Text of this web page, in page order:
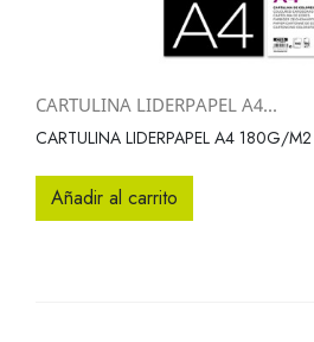
CARTULINA LIDERPAPEL A4...
CARTULINA LIDERPAPEL A4 180G/
Añadir al carrito